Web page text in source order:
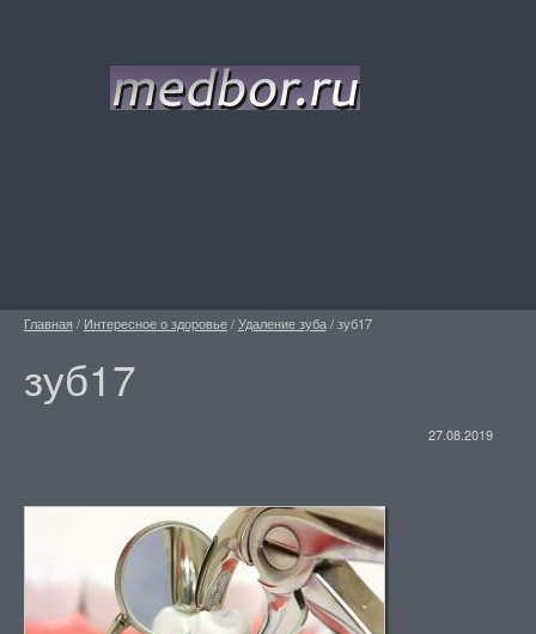
Главная / Интересное о здоровье/Удаление зуба/зуб17
зуб17
27.08.2019